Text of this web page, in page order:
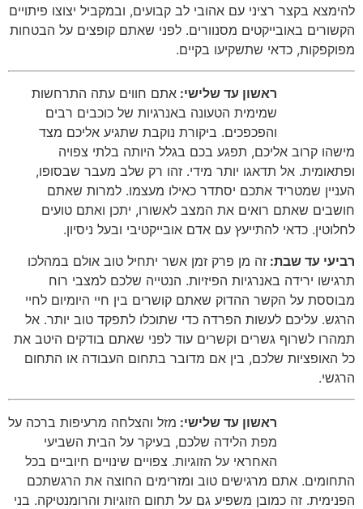
להימצא בקצר רציני עם אהובי לב קבועים, ובמקביל יצוצו פיתויים
הקשורים באובייקטים מסנוורים. לפני שאתם קופצים על הבטחות
מפוקפקות, כדאי שתשקיעו בקיים.
ראשון עד שלישי: אתם חווים עתה התרחשות
שמימית הטעונה באנרגיות של כוכבים רבים
והפכפכים. ביקורת נוקבת שתגיע אליכם מצד
מישהו קרוב אליכם, תפגע בכם בגלל היותה בלתי צפויה
ופתאומית. אל תדאגו יותר מידי. זהו רק שלב מעבר שבסופו,
העניין שמטריד אתכם יסתדר כאילו מעצמו. למרות שאתם
חושבים שאתם רואים את המצב לאשורו, יתכן ואתם טועים
לחלוטין. כדאי להתייעץ עם אדם אובייקטיבי ובעל ניסיון.
רביעי עד שבת: זה מן פרק זמן אשר יתחיל טוב אולם במהלכו
תרגישו ירידה באנרגיות הפיזיות. הנטייה שלכם למצבי רוח
מבוססת על הקשר ההדוק שאתם קושרים בין חיי היומיום לחיי
הרגש. עליכם לעשות הפרדה כדי שתוכלו לתפקד טוב יותר. אל
תמהרו לשרוף גשרים וקשרים עוד לפני שאתם בודקים היטב את
כל האופציות שלכם, בין אם מדובר בתחום העבודה או התחום
הרגשי.
ראשון עד שלישי: מזל והצלחה מרעיפות ברכה על
מפת הלידה שלכם, בעיקר על הבית השביעי
האחראי על הזוגיות. צפויים שינויים חיוביים בכל
התחומים. אתם מרגישים טוב ומזרימים החוצה את הרגשתכם
הפנימית. זה כמובן משפיע גם על תחום הזוגיות והרומנטיקה. בני